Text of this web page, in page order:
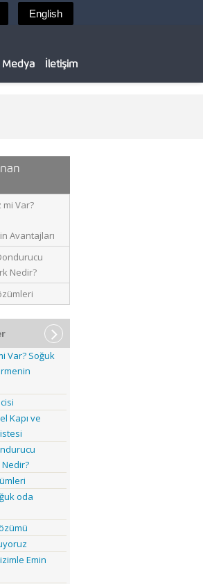
Medya İletişim
Var?
Avantajları
Nedir?
Var? Soğuk
Kapı ve
Nedir?
oda
Emin